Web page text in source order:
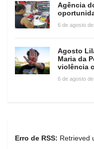
Agência
6 de agosto
Agosto
Maria da
violência
6 de agosto
Erro de RSS: Retrieved